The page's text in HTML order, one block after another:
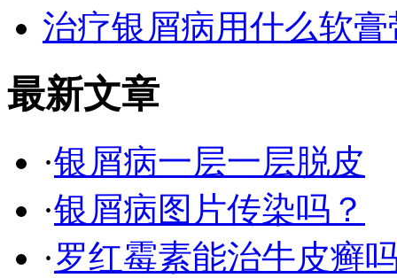
治疗银屑病用什么软膏
最新文章
·银屑病一层一层脱皮
·银屑病图片传染吗？
·罗红霉素能治牛皮癣